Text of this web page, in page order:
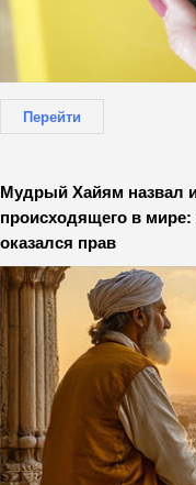
Перейти
Мудрый Хайям назвал
происходящего в мире:
оказался прав